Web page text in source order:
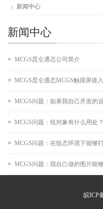
新闻中心
新闻中心
MCGS昆仑通态公司简介
MCGS昆仑通态MCGS触摸屏接
MCGS问题：如果我自己开发的
MCGS问题：组对象有什么用处？
MCGS问题：在组态环境下能够
MCGS问题：我自己做的图片能
皖ICP